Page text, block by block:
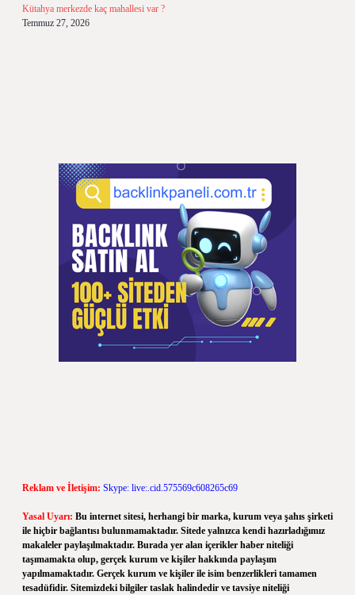
Kütahya merkezde kaç mahallesi var ?
Temmuz 27, 2026
Reklam ve İletişim: Skype: live:.cid.575569c608265c69
Yasal Uyarı: Bu internet sitesi, herhangi bir marka, kurum veya şahıs şirketi
ile hiçbir bağlantısı bulunmamaktadır. Sitede yalnızca kendi hazırladığımız
makaleler paylaşılmaktadır. Burada yer alan içerikler haber niteliği
taşımamakta olup, gerçek kurum ve kişiler hakkında paylaşım
yapılmamaktadır. Gerçek kurum ve kişiler ile isim benzerlikleri tamamen
tesadüfidir. Sitemizdeki bilgiler taslak halindedir ve tavsiye niteliği